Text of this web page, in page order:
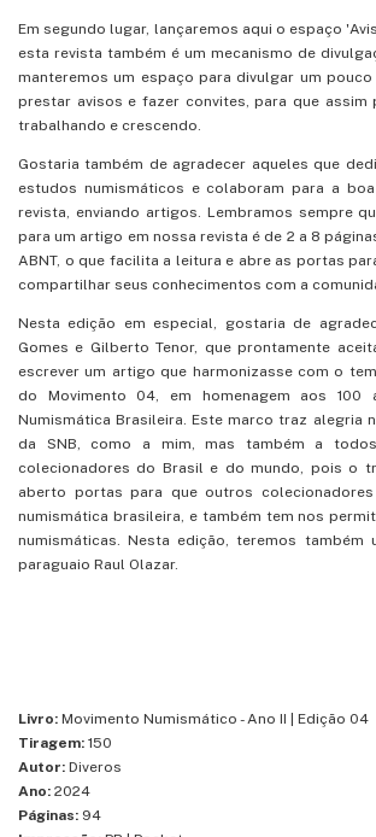
Em segundo lugar, lançaremos aqui o espaço
esta revista também é um mecanismo de
manteremos um espaço para divulgar um
prestar avisos e fazer convites, para que assim
trabalhando e crescendo.
Gostaria também de agradecer aqueles que
estudos numismáticos e colaboram para a
revista, enviando artigos. Lembramos sempre
para um artigo em nossa revista é de 2 a 8
ABNT, o que facilita a leitura e abre as portas
compartilhar seus conhecimentos com a
Nesta edição em especial, gostaria de
Gomes e Gilberto Tenor, que prontamente
escrever um artigo que harmonizasse com o
do Movimento 04, em homenagem aos 100
Numismática Brasileira. Este marco traz alegria
da SNB, como a mim, mas também a
colecionadores do Brasil e do mundo, pois o
aberto portas para que outros colecionadores
numismática brasileira, e também tem nos
numismáticas. Nesta edição, teremos também
paraguaio Raul Olazar.
Livro: Movimento Numismático - Ano II | Edição 04
Tiragem: 150
Autor: Diveros
Ano: 2024
Páginas: 94